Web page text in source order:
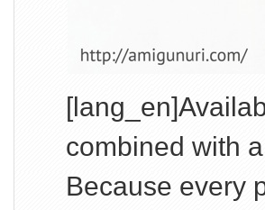
combined with
Because every